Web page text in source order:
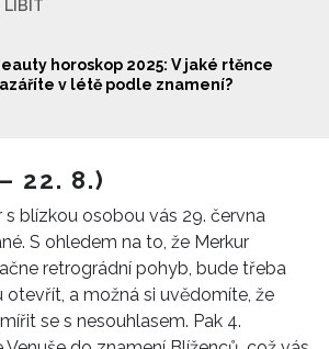
LÍBIT
horoskop 2025: V jaké rtěnce
v létě podle znamení?
22. 8.)
blízkou osobou vás 29. června
S ohledem na to, že Merkur
retrográdní pohyb, bude třeba
a možná si uvědomíte, že
se s nesouhlasem. Pak 4.